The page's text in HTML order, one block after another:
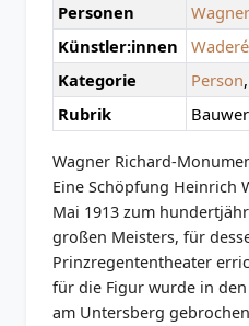
Personen
Künstler:innen
Kategorie
Person,
Rubrik
Wagner Richard-
Eine Schöpfung Heinrich
Mai 1913 zum
großen Meisters, für
Prinzregententheater
für die Figur wurde in
am Untersberg